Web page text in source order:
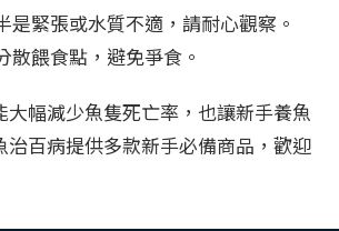
是緊張或水質不適，請耐心觀察。
散餵食點，避免爭食。
幅減少魚隻死亡率，也讓新手養魚
治百病提供多款新手必備商品，歡迎